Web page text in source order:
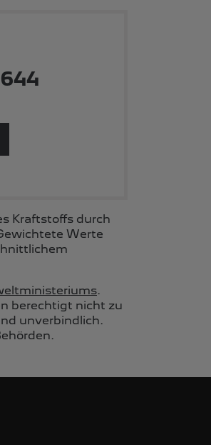
Kraftstoffs durch
Werte
.
berechtigt nicht zu
unverbindlich.